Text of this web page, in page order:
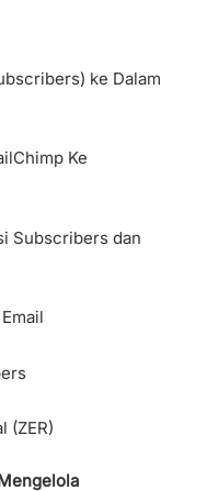
ke Dalam
Ke
Subscribers dan
(ZER)